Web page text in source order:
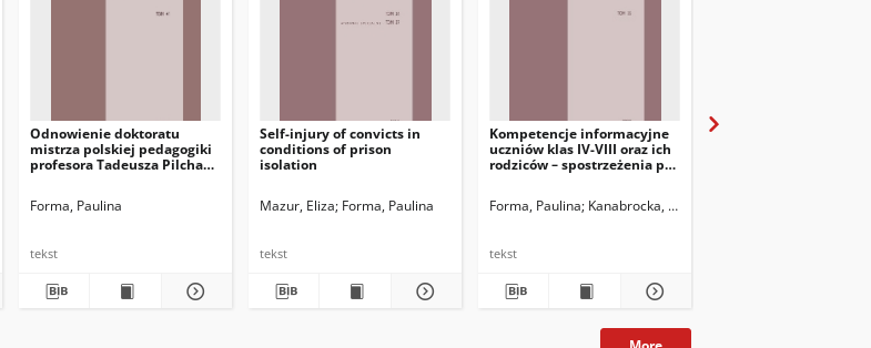
Odnowienie doktoratu
mistrza polskiej pedagogiki
profesora Tadeusza Pilcha
Forma, Paulina
tekst
Self-injury of convicts in
conditions of prison
isolation
Mazur, Eliza Forma, Paulina
tekst
Kompetencje informacyjne
uczniów klas IV-VIII oraz ich
rodziców – spostrzeżenia po
Forma, Paulina Kanabrocka, Anna
tekst